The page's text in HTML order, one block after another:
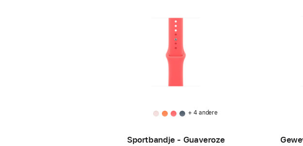
+ 4 andere
Sportbandje - Guaveroze